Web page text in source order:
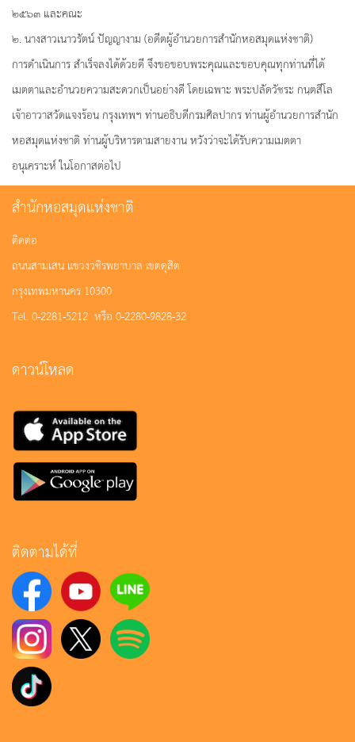
๒๕๖๓ และคณะ
๒. นางสาวเนาวรัตน์ ปัญญางาม (อดีตผู้อำนวยการสำนักหอสมุดแห่งชาติ)
การดำเนินการ สำเร็จลงได้ด้วยดี จึงขอขอบพระคุณและขอบคุณทุกท่านที่ได้
เมตตาและอำนวยความสะดวกเป็นอย่างดี โดยเฉพาะ พระปลัดวัชระ กนฺตสีโล
เจ้าอาวาสวัดแจงร้อน กรุงเทพฯ ท่านอธิบดีกรมศิลปากร ท่านผู้อำนวยการสำนัก
หอสมุดแห่งชาติ ท่านผู้บริหารตามสายงาน หวังว่าจะได้รับความเมตตา
อนุเคราะห์ ในโอกาสต่อไป
สำนักหอสมุดแห่งชาติ
ติดต่อ
ถนนสามเสน แขวงวชิรพยาบาล เขตดุสิต
กรุงเทพมหานคร 10300
Tel. 0-2281-5212 หรือ 0-2280-9828-32
ดาวน์โหลด
ติดตามได้ที่